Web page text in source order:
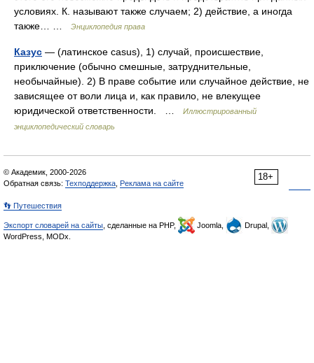
условиях. К. называют также случаем; 2) действие, а иногда
также… …
Энциклопедия права
Казус — (латинское casus), 1) случай, происшествие,
приключение (обычно смешные, затруднительные,
необычайные). 2) В праве событие или случайное действие, не
зависящее от воли лица и, как правило, не влекущее
юридической ответственности. …
Иллюстрированный
энциклопедический словарь
18+
© Академик, 2000-2026
Обратная связь: Техподдержка Реклама на сайте
👣 Путешествия
Экспорт словарей на сайты , сделанные на PHP, Joomla,
Drupal,
WordPress, MODx.